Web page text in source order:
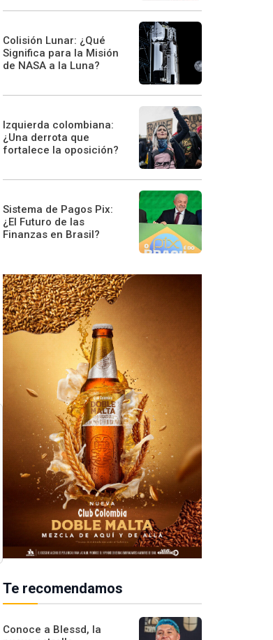
Colisión Lunar: ¿Qué
Significa para la Misión
de NASA a la Luna?
Izquierda colombiana:
¿Una derrota que
fortalece la oposición?
Sistema de Pagos Pix:
¿El Futuro de las
Finanzas en Brasil?
Te recomendamos
Conoce a Blessd, la